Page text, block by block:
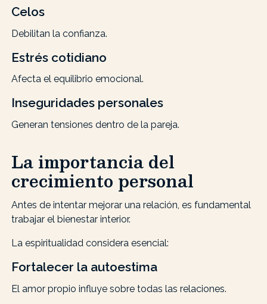
Celos
Debilitan la confianza.
Estrés cotidiano
Afecta el equilibrio emocional.
Inseguridades personales
Generan tensiones dentro de la pareja.
La importancia del
crecimiento personal
Antes de intentar mejorar una relación, es fundamental
trabajar el bienestar interior.
La espiritualidad considera esencial:
Fortalecer la autoestima
El amor propio influye sobre todas las relaciones.